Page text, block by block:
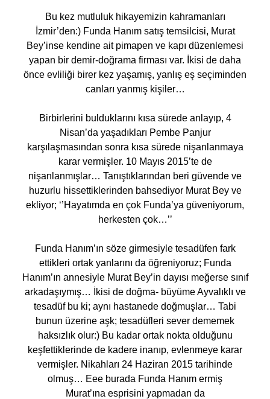
Bu kez mutluluk hikayemizin kahramanları
İzmir’den:) Funda Hanım satış temsilcisi, Murat
Bey’inse kendine ait pimapen ve kapı düzenlemesi
yapan bir demir-doğrama firması var. İkisi de daha
önce evliliği birer kez yaşamış, yanlış eş seçiminden
canları yanmış kişiler…
Birbirlerini bulduklarını kısa sürede anlayıp, 4
Nisan’da yaşadıkları Pembe Panjur
karşılaşmasından sonra kısa sürede nişanlanmaya
karar vermişler. 10 Mayıs 2015’te de
nişanlanmışlar… Tanıştıklarından beri güvende ve
huzurlu hissettiklerinden bahsediyor Murat Bey ve
ekliyor; ‘’Hayatımda en çok Funda’ya güveniyorum,
herkesten çok…’’
Funda Hanım’ın söze girmesiyle tesadüfen fark
ettikleri ortak yanlarını da öğreniyoruz; Funda
Hanım’ın annesiyle Murat Bey’in dayısı meğerse sınıf
arkadaşıymış… İkisi de doğma- büyüme Ayvalıklı ve
tesadüf bu ki; aynı hastanede doğmuşlar… Tabi
bunun üzerine aşk; tesadüfleri sever dememek
haksızlık olur:) Bu kadar ortak nokta olduğunu
keşfettiklerinde de kadere inanıp, evlenmeye karar
vermişler. Nikahları 24 Haziran 2015 tarihinde
olmuş… Eee burada Funda Hanım ermiş
Murat’ına esprisini yapmadan da